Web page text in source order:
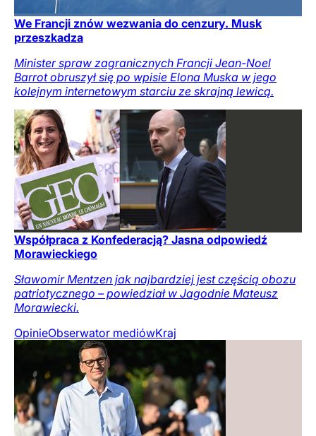
We Francji znów wezwania do cenzury. Musk
przeszkadza
Minister spraw zagranicznych Francji Jean-Noel
Barrot obruszył się po wpisie Elona Muska w jego
kolejnym internetowym starciu ze skrajną lewicą.
Współpraca z Konfederacją? Jasna odpowiedź
Morawieckiego
Sławomir Mentzen jak najbardziej jest częścią obozu
patriotycznego – powiedział w Jagodnie Mateusz
Morawiecki.
OpinieObserwator mediówKraj